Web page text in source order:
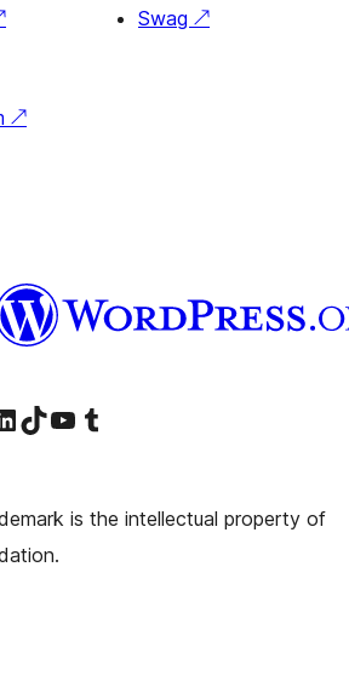
Swag ↗
↗
যানআমাদের TikTok অ্যাকাউন্টটি দেখুনআমাদের ইউটিউব চ্যানেলে যান আমাদের টাম্বলার অ্যাকাউন্ট দেখুন
is the intellectual property of